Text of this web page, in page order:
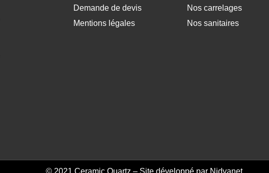
Demande de devis
Mentions légales
Nos carrelages
Nos sanitaires
© 2021 Ceramic Quartz – Site développé par Nidyanet